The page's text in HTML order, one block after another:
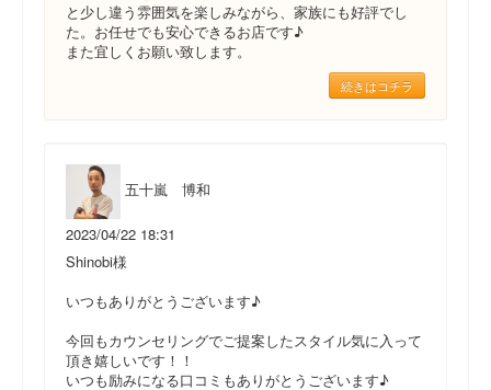
と少し違う雰囲気を楽しみながら、家族にも好評でし
た。お任せでも安心できるお店です♪
また宜しくお願い致します。
続きはコチラ
五十嵐 博和
2023/04/22 18:31
Shinobi様
いつもありがとうございます♪
今回もカウンセリングでご提案したスタイル気に入って
頂き嬉しいです！！
いつも励みになる口コミもありがとうございます♪